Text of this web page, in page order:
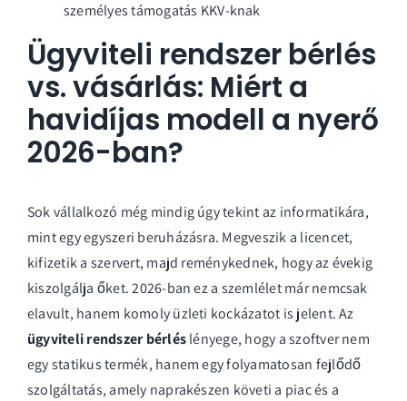
személyes támogatás KKV-knak
Ügyviteli rendszer bérlés
vs. vásárlás: Miért a
havidíjas modell a nyerő
2026-ban?
Sok vállalkozó még mindig úgy tekint az informatikára,
mint egy egyszeri beruházásra. Megveszik a licencet,
kifizetik a szervert, majd reménykednek, hogy az évekig
kiszolgálja őket. 2026-ban ez a szemlélet már nemcsak
elavult, hanem komoly üzleti kockázatot is jelent. Az
ügyviteli rendszer bérléslényege, hogy a szoftver nem
egy statikus termék, hanem egy folyamatosan fejlődő
szolgáltatás, amely naprakészen követi a piac és a